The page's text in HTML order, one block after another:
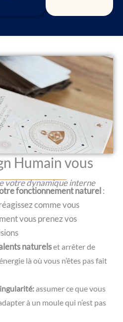
Humain vous
votre dynamique interne
fonctionnement naturel:
comme vous
vous prenez vos
naturelset arrêter de
là où vous n’êtes pas fait
assumer ce que vous
à un moule qui n’est pas